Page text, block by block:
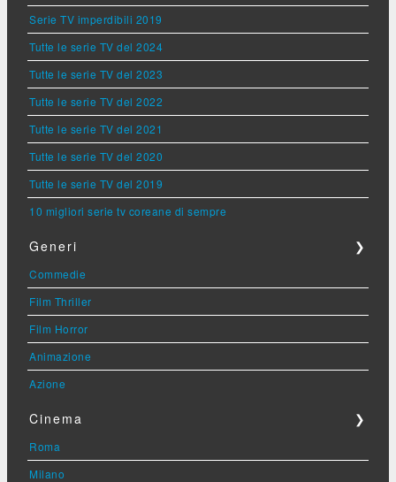
Serie TV imperdibili 2019
Tutte le serie TV del 2024
Tutte le serie TV del 2023
Tutte le serie TV del 2022
Tutte le serie TV del 2021
Tutte le serie TV del 2020
Tutte le serie TV del 2019
10 migliori serie tv coreane di sempre
Generi ❯
Commedie
Film Thriller
Film Horror
Animazione
Azione
Cinema ❯
Roma
Milano